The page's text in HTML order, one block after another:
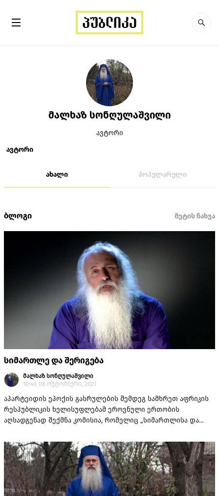
მალხაზ სონღულაშვილი
ავტორი
ავტორი
ახალი პოპულარული
ბლოგი მეტის ნახვა
სიმართლე და შერიგება
მალხაზ სონღულაშვილი
10:49, 08 ოქტომბერი, 2021
აპარტეიდის ეპოქის გასრულების შემდეგ სამხრეთ აფრიკის
რესპუბლიკის ხელისუფლებამ ეროვნული ერთობის
აღსადგენად შექმნა კომისია, რომელიც „სიმართლისა და
მცდელობა, რომ კონტინენტის უძლიერესსა და უმშვენიერეს
ქვეყანას დაეძლია ის პოლარიზება, რომელიც ქვეყანას
განვითარების შესაძლებლობას უკლავდა.